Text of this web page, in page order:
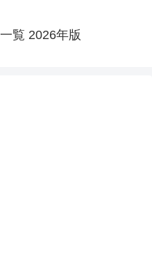
覧 2026年版